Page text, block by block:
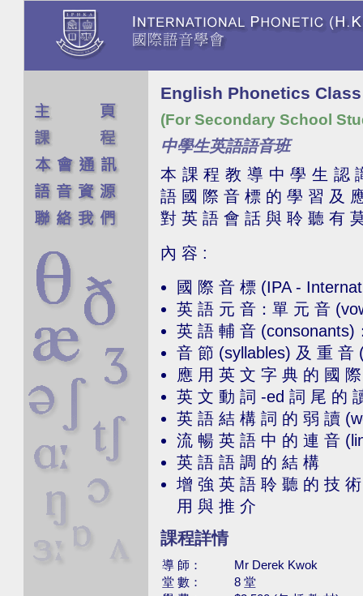
English Phonetics Class
(For Secondary School
中學生英語語音班
本 課 程 教 導 中 學 生 認
語 國 際 音 標 的 學 習 及
對 英 語 會 話 與 聆 聽 有
內 容 :
國 際 音 標 (IPA -
英 語 元 音：單 元 音
英 語 輔 音 (consonants)
音 節 (syllables) 及 重 音
應 用 英 文 字 典 的 國
英 文 動 詞 -ed 詞 尾 的
英 語 結 構 詞 的 弱 讀
流 暢 英 語 中 的 連 音
英 語 語 調 的 結 構
增 強 英 語 聆 聽 的 技
用 與 推 介
課程詳情
導 師：
Mr Derek Kwok
堂 數：
8 堂